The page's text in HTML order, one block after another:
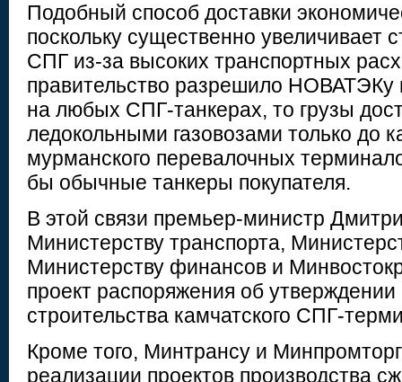
Подобный способ доставки
поскольку существенно увеличивает
СПГ из-за высоких транспортных
правительство разрешило НОВАТЭКу
на любых СПГ-танкерах, то грузы
ледокольными газовозами только до
мурманского перевалочных
бы обычные танкеры покупателя.
В этой связи премьер-министр
Министерству транспорта,
Министерству финансов и
проект распоряжения об утверждении
строительства камчатского СПГ-
Кроме того, Минтрансу и
реализации проектов производства